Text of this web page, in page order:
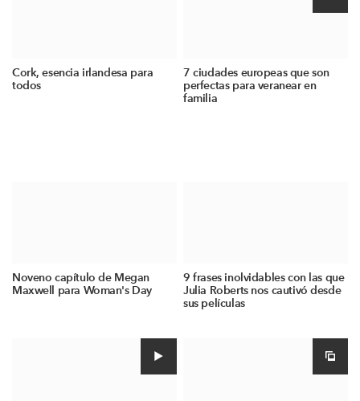
Cork, esencia irlandesa para
todos
7 ciudades europeas que son
perfectas para veranear en
familia
Noveno capítulo de Megan
Maxwell para Woman's Day
9 frases inolvidables con las que
Julia Roberts nos cautivó desde
sus películas